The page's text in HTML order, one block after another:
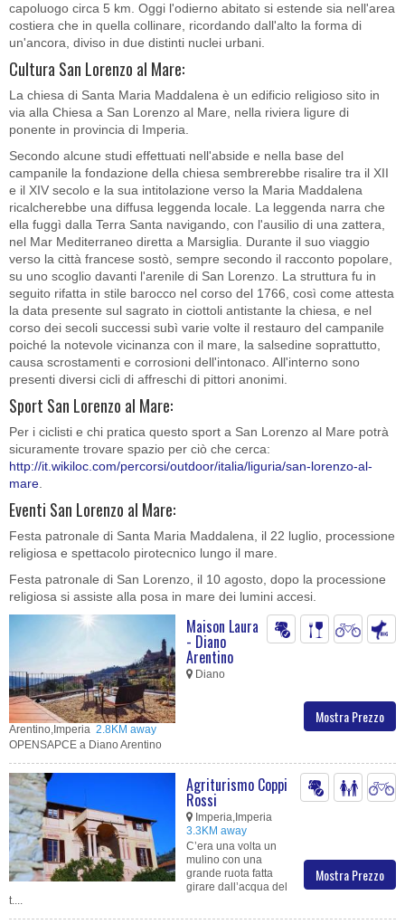
capoluogo circa 5 km. Oggi l'odierno abitato si estende sia nell'area
costiera che in quella collinare, ricordando dall'alto la forma di
un'ancora, diviso in due distinti nuclei urbani.
Cultura San Lorenzo al Mare:
La chiesa di Santa Maria Maddalena è un edificio religioso sito in
via alla Chiesa a San Lorenzo al Mare, nella riviera ligure di
ponente in provincia di Imperia.
Secondo alcune studi effettuati nell'abside e nella base del
campanile la fondazione della chiesa sembrerebbe risalire tra il XII
e il XIV secolo e la sua intitolazione verso la Maria Maddalena
ricalcherebbe una diffusa leggenda locale. La leggenda narra che
ella fuggì dalla Terra Santa navigando, con l'ausilio di una zattera,
nel Mar Mediterraneo diretta a Marsiglia. Durante il suo viaggio
verso la città francese sostò, sempre secondo il racconto popolare,
su uno scoglio davanti l'arenile di San Lorenzo. La struttura fu in
seguito rifatta in stile barocco nel corso del 1766, così come attesta
la data presente sul sagrato in ciottoli antistante la chiesa, e nel
corso dei secoli successi subì varie volte il restauro del campanile
poiché la notevole vicinanza con il mare, la salsedine soprattutto,
causa scrostamenti e corrosioni dell'intonaco. All'interno sono
presenti diversi cicli di affreschi di pittori anonimi.
Sport San Lorenzo al Mare:
Per i ciclisti e chi pratica questo sport a San Lorenzo al Mare potrà
sicuramente trovare spazio per ciò che cerca:
http://it.wikiloc.com/percorsi/outdoor/italia/liguria/san-lorenzo-al-
mare
Eventi San Lorenzo al Mare:
Festa patronale di Santa Maria Maddalena, il 22 luglio, processione
religiosa e spettacolo pirotecnico lungo il mare.
Festa patronale di San Lorenzo, il 10 agosto, dopo la processione
religiosa si assiste alla posa in mare dei lumini accesi.
Mostra Prezzo
Maison Laura
- Diano
Arentino
Diano
Arentino,Imperia 2.8KM away
OPENSAPCE a Diano Arentino
Mostra Prezzo
Agriturismo Coppi
Rossi
Imperia,Imperia
3.3KM away
C’era una volta un
mulino con una
grande ruota fatta
girare dall’acqua del
t....